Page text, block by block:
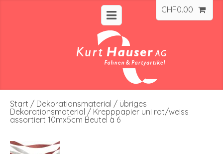
CHF0.00
Start / Dekorationsmaterial / übriges
Dekorationsmaterial / Krepppapier uni rot/weiss
assortiert 10mx5cm Beutel à 6